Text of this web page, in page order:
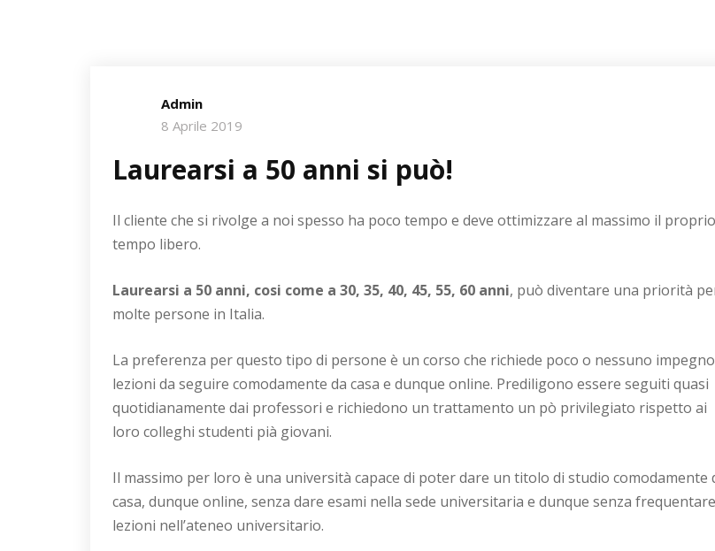
Admin
8 Aprile 2019
Laurearsi a 50 anni si può!
Il cliente che si rivolge a noi spesso ha poco tempo e deve ottimizzare al massimo il proprio
tempo libero.
Laurearsi a 50 anni, cosi come a 30, 35, 40, 45, 55, 60 anni, può diventare una priorità
molte persone in Italia.
La preferenza per questo tipo di persone è un corso che richiede poco o nessuno
lezioni da seguire comodamente da casa e dunque online. Prediligono essere seguiti quasi
quotidianamente dai professori e richiedono un trattamento un pò privilegiato rispetto ai
loro colleghi studenti pià giovani.
Il massimo per loro è una università capace di poter dare un titolo di studio comodamente
casa, dunque online, senza dare esami nella sede universitaria e dunque senza frequentare
lezioni nell’ateneo universitario.